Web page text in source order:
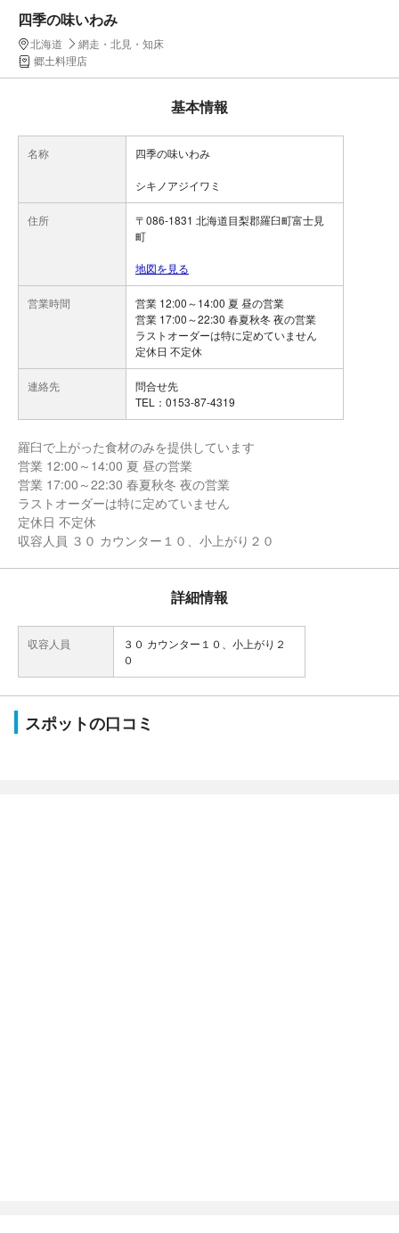
四季の味いわみ
北海道
網走・北見・知床
郷土料理店
基本情報
名称 四季の味いわみ
シキノアジイワミ
住所
〒086-1831 北海道目梨郡羅臼町富士見
町
地図を見る
営業時間
営業 12:00～14:00 夏 昼の営業
営業 17:00～22:30 春夏秋冬 夜の営業
ラストオーダーは特に定めていません
定休日 不定休
連絡先
問合せ先
TEL：0153-87-4319
羅臼で上がった食材のみを提供しています
営業 12:00～14:00 夏 昼の営業
営業 17:00～22:30 春夏秋冬 夜の営業
ラストオーダーは特に定めていません
定休日 不定休
収容人員 ３０ カウンター１０、小上がり２０
詳細情報
収容人員
３０ カウンター１０、小上がり２
０
スポットの口コミ